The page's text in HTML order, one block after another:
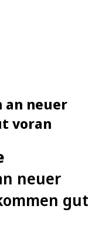
an neuer
voran
neuer
gut